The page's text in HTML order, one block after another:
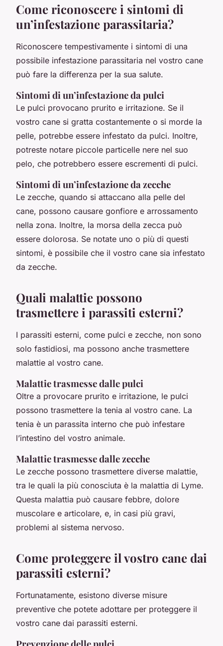
Come riconoscere i sintomi di
un’infestazione parassitaria?
Riconoscere tempestivamente i sintomi di una
possibile infestazione parassitaria nel vostro cane
può fare la differenza per la sua salute.
Sintomi di un’infestazione da pulci
Le pulci provocano prurito e irritazione. Se il
vostro cane si gratta costantemente o si morde la
pelle, potrebbe essere infestato da pulci. Inoltre,
potreste notare piccole particelle nere nel suo
pelo, che potrebbero essere escrementi di pulci.
Sintomi di un’infestazione da zecche
Le zecche, quando si attaccano alla pelle del
cane, possono causare gonfiore e arrossamento
nella zona. Inoltre, la morsa della zecca può
essere dolorosa. Se notate uno o più di questi
sintomi, è possibile che il vostro cane sia infestato
da zecche.
Quali malattie possono
trasmettere i parassiti esterni?
I parassiti esterni, come pulci e zecche, non sono
solo fastidiosi, ma possono anche trasmettere
malattie al vostro cane.
Malattie trasmesse dalle pulci
Oltre a provocare prurito e irritazione, le pulci
possono trasmettere la tenia al vostro cane. La
tenia è un parassita interno che può infestare
l’intestino del vostro animale.
Malattie trasmesse dalle zecche
Le zecche possono trasmettere diverse malattie,
tra le quali la più conosciuta è la malattia di Lyme.
Questa malattia può causare febbre, dolore
muscolare e articolare, e, in casi più gravi,
problemi al sistema nervoso.
Come proteggere il vostro cane dai
parassiti esterni?
Fortunatamente, esistono diverse misure
preventive che potete adottare per proteggere il
vostro cane dai parassiti esterni.